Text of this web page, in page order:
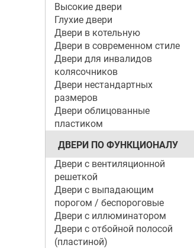
Высокие двери
Глухие двери
Двери в котельную
Двери в современном стиле
Двери для инвалидов
колясочников
Двери нестандартных
размеров
Двери облицованные
пластиком
ДВЕРИ ПО ФУНКЦИОНАЛУ
Двери с вентиляционной
решеткой
Двери с выпадающим
порогом / беспороговые
Двери с иллюминатором
Двери с отбойной полосой
(пластиной)